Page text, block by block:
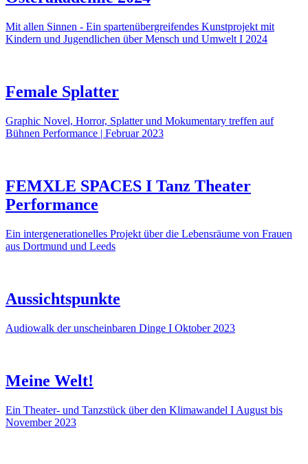
Mit allen Sinnen - Ein spartenübergreifendes Kunstprojekt mit
Kindern und Jugendlichen über Mensch und Umwelt I 2024
Female Splatter
Graphic Novel, Horror, Splatter und Mokumentary treffen auf
Bühnen Performance | Februar 2023
FEMXLE SPACES I Tanz Theater
Performance
Ein intergenerationelles Projekt über die Lebensräume von Frauen
aus Dortmund und Leeds
Aussichtspunkte
Audiowalk der unscheinbaren Dinge I Oktober 2023
Meine Welt!
Ein Theater- und Tanzstück über den Klimawandel I August bis
November 2023